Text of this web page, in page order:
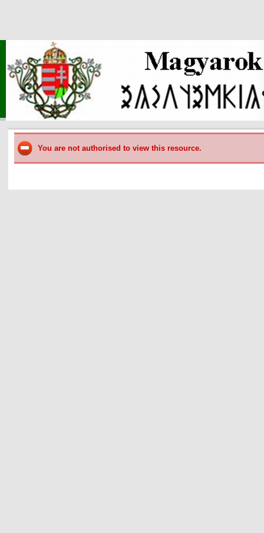
You are not authorised to view this resource.